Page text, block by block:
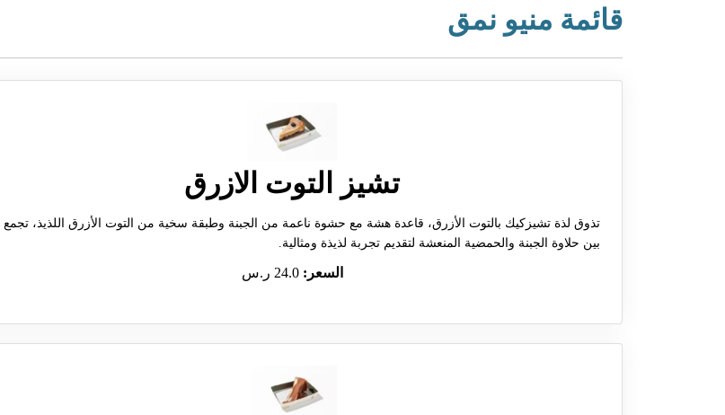
قائمة منيو نمق
تشيز التوت الازرق
تذوق لذة تشيزكيك بالتوت الأزرق، قاعدة هشة مع حشوة ناعمة من الجبنة وطبقة سخية من التوت الأزرق اللذيذ، تجمع
بين حلاوة الجبنة والحمضية المنعشة لتقديم تجربة لذيذة ومثالية.
السعر:24.0 ر.س